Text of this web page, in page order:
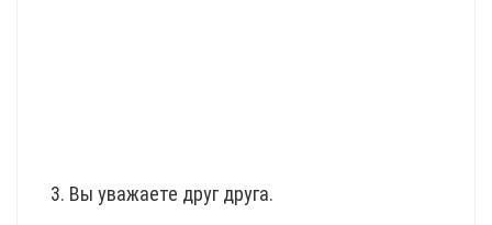
3. Вы уважаете друг друга.